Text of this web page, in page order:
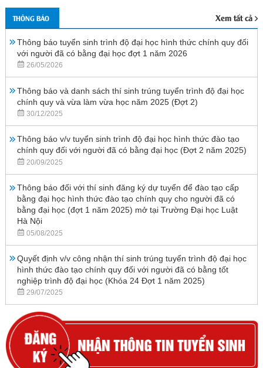
THÔNG BÁO Xem tất cả
Thông báo tuyển sinh trình độ đại học hình thức chính quy đối
với người đã có bằng đại học đợt 1 năm 2026
26/05/2026
Thông báo và danh sách thí sinh trúng tuyển trình độ đại học
chính quy và vừa làm vừa học năm 2025 (Đợt 2)
30/12/2025
Thông báo v/v tuyển sinh trình độ đại học hình thức đào tạo
chính quy đối với người đã có bằng đại học (Đợt 2 năm 2025)
20/09/2025
Thông báo đối với thí sinh đăng ký dự tuyển để đào tạo cấp
bằng đại học hình thức đào tạo chính quy cho người đã có
bằng đại học (đợt 1 năm 2025) mở tại Trường Đại học Luật
Hà Nội
05/08/2025
Quyết định v/v công nhận thí sinh trúng tuyển trình độ đại học
hình thức đào tạo chính quy đối với người đã có bằng tốt
nghiệp trình độ đại học (Khóa 24 Đợt 1 năm 2025)
29/07/2025